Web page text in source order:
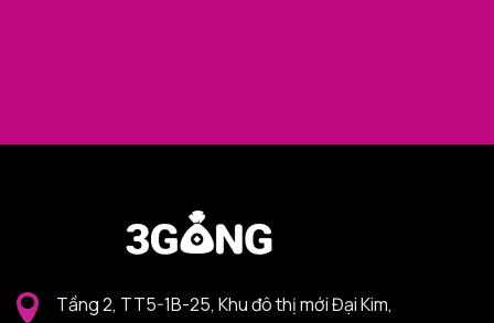
Tầng 2, TT5-1B-25, Khu đô thị mới Đại Kim,